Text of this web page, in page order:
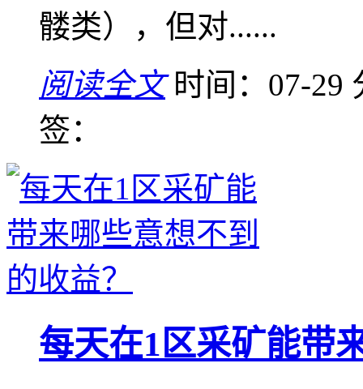
髅类），但对......
阅读全文 时间：07-29
签：
每天在1区采矿能带